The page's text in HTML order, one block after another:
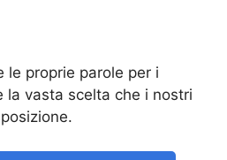
le proprie parole per i
la vasta scelta che i nostri